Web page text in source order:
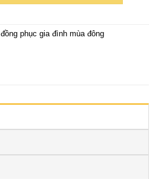
đồng phục gia đình mùa đông